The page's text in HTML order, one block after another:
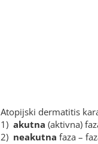
Atopijski dermatitis
1) akutna (aktivna)
2) neakutna faza –